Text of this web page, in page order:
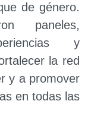
de género.
paneles,
y
la red
y a promover
en todas las